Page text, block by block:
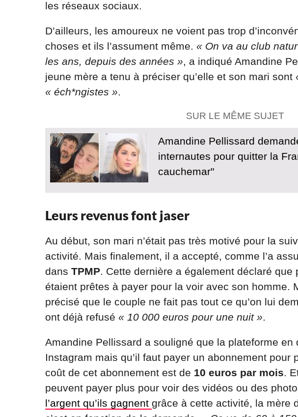
les réseaux sociaux.
D’ailleurs, les amoureux ne voient pas trop
choses et ils l’assument même. « On va au club
les ans, depuis des années », a indiqué Amandine
jeune mère a tenu à préciser qu’elle et son mari sont
« éch*ngistes ».
SUR LE MÊME SUJET
Amandine Pellissard
internautes pour quitter la
cauchemar"
Leurs revenus font jaser
Au début, son mari n’était pas très motivé pour la
activité. Mais finalement, il a accepté, comme l’a
dans TPMP. Cette dernière a également déclaré que
étaient prêtes à payer pour la voir avec son homme.
précisé que le couple ne fait pas tout ce qu’on lui
ont déjà refusé « 10 000 euros pour une nuit ».
Amandine Pellissard a souligné que la plateforme en
Instagram mais qu’il faut payer un abonnement pour
coût de cet abonnement est de 10 euros par mois.
peuvent payer plus pour voir des vidéos ou des
l’argent qu’ils gagnent grâce à cette activité, la mère